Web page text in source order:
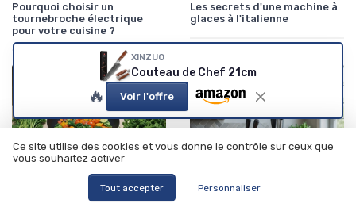
Pourquoi choisir un
tournebroche électrique
pour votre cuisine ?
Les secrets d'une machine à
glaces à l'italienne
XINZUO
Couteau de Chef 21cm
🔥 Voir l'offre
Ce site utilise des cookies et vous donne le contrôle sur ceux que
vous souhaitez activer
Tout accepter Personnaliser